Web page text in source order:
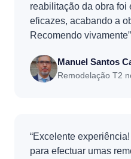
reabilitação da obra foi
eficazes, acabando a
Recomendo vivamente”
Manuel Santos
Remodelação T2
“Excelente
para efectuar umas